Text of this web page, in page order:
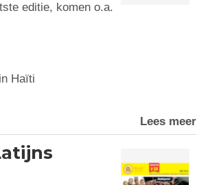
editie, komen o.a.
Haïti
Lees meer